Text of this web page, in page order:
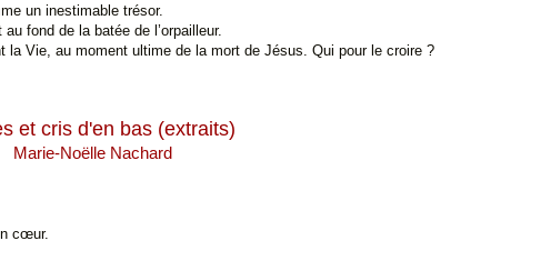
un inestimable trésor.
fond de la batée de l’orpailleur.
la Vie, au moment ultime de la mort de Jésus. Qui pour le croire ?
et cris d'en bas (extraits)
Marie-Noëlle Nachard
cœur.